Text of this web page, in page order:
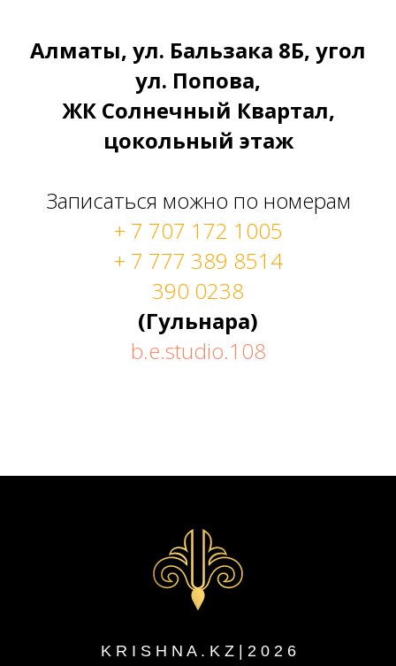
Алматы, ул. Бальзака 8Б, угол
ул. Попова,
ЖК Солнечный Квартал,
цокольный этаж
Записаться можно по номерам
+ 7 707 172 1005
+ 7 777 389 8514
390 0238
(Гульнара)
b.e.studio.108
K R I S H N A . K Z | 2 0 2 6